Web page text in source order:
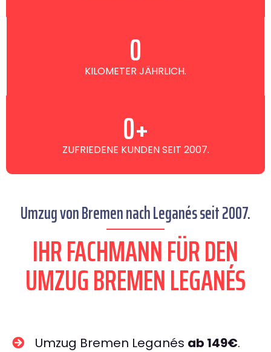
KILOMETER JÄHRLICH.
0
ZUFRIEDENE KUNDEN SEIT 2007.
0+
Umzug von Bremen nach Leganés seit 2007.
IHR FACHMANN FÜR DEN
UMZUG BREMEN LEGANÉS
Umzug Bremen Leganés ab 149€.